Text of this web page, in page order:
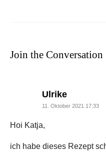
Join the Conversation
Ulrikesays:
11. Oktober 2021 17:33
Hoi Katja,
ich habe dieses Rezept